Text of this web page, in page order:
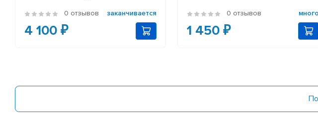
0 отзывов заканчивается
4 100 ₽
0 отзывов много
1 450 ₽